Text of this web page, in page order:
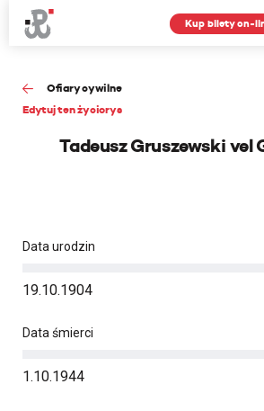
Kup bilety on-
Ofiary cywilne
Edytuj ten życiorys
Tadeusz Gruszewski vel
Data urodzin
19.10.1904
Data śmierci
1.10.1944